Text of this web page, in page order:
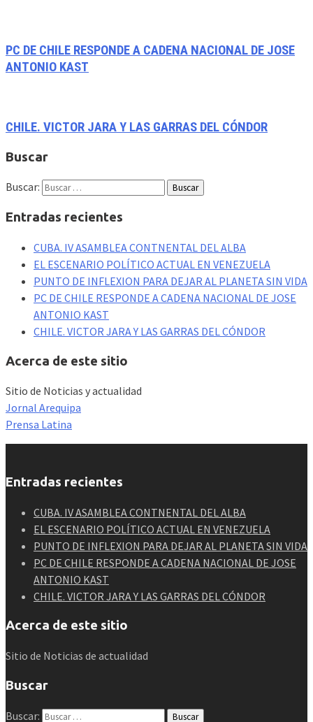
PC DE CHILE RESPONDE A CADENA NACIONAL DE JOSE
ANTONIO KAST
CHILE. VICTOR JARA Y LAS GARRAS DEL CÓNDOR
Buscar
Buscar:
Entradas recientes
CUBA. IV ASAMBLEA CONTNENTAL DEL ALBA
EL ESCENARIO POLÍTICO ACTUAL EN VENEZUELA
PUNTO DE INFLEXION PARA DEJAR AL PLANETA SIN VIDA
PC DE CHILE RESPONDE A CADENA NACIONAL DE JOSE
ANTONIO KAST
CHILE. VICTOR JARA Y LAS GARRAS DEL CÓNDOR
Acerca de este sitio
Sitio de Noticias y actualidad
Jornal Arequipa
Prensa Latina
Entradas recientes
CUBA. IV ASAMBLEA CONTNENTAL DEL ALBA
EL ESCENARIO POLÍTICO ACTUAL EN VENEZUELA
PUNTO DE INFLEXION PARA DEJAR AL PLANETA SIN VIDA
PC DE CHILE RESPONDE A CADENA NACIONAL DE JOSE
ANTONIO KAST
CHILE. VICTOR JARA Y LAS GARRAS DEL CÓNDOR
Acerca de este sitio
Sitio de Noticias de actualidad
Buscar
Buscar: